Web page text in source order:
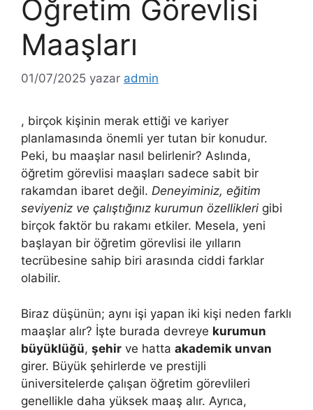
Öğretim Görevlisi
Maaşları
01/07/2025 yazar admin
, birçok kişinin merak ettiği ve kariyer
planlamasında önemli yer tutan bir konudur.
Peki, bu maaşlar nasıl belirlenir? Aslında,
öğretim görevlisi maaşları sadece sabit bir
rakamdan ibaret değil. Deneyiminiz, eğitim
seviyeniz ve çalıştığınız kurumun özellikleri gibi
birçok faktör bu rakamı etkiler. Mesela, yeni
başlayan bir öğretim görevlisi ile yılların
tecrübesine sahip biri arasında ciddi farklar
olabilir.
Biraz düşünün; aynı işi yapan iki kişi neden farklı
maaşlar alır? İşte burada devreye kurumun
büyüklüğü, şehir ve hatta akademik unvan
girer. Büyük şehirlerde ve prestijli
üniversitelerde çalışan öğretim görevlileri
genellikle daha yüksek maaş alır. Ayrıca,